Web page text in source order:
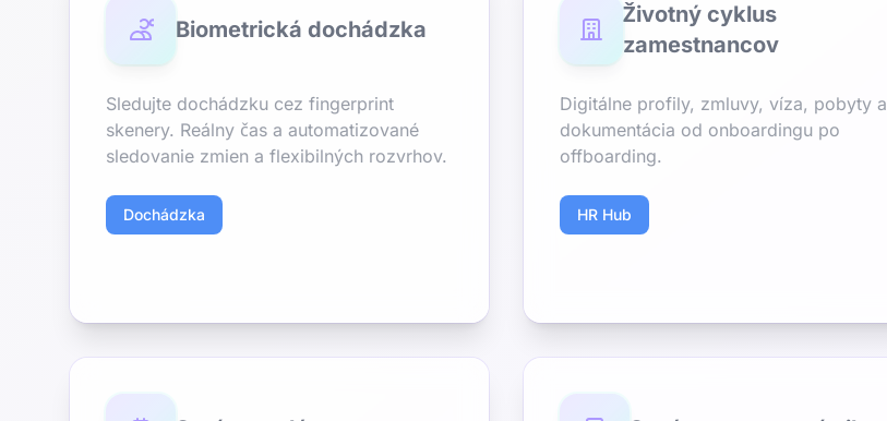
Biometrická dochádzka
Sledujte dochádzku cez fingerprint
skenery. Reálny čas a automatizované
sledovanie zmien a flexibilných rozvrhov.
Dochádzka
Životný cyklus
zamestnancov
Digitálne profily, zmluvy, víza, pobyty a
dokumentácia od onboardingu po
offboarding.
HR Hub